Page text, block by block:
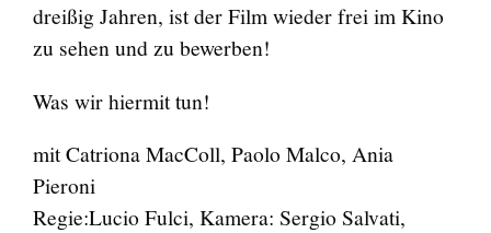
dreißig Jahren, ist der Film wieder frei im Kino
zu sehen und zu bewerben!
Was wir hiermit tun!
mit Catriona MacColl, Paolo Malco, Ania
Pieroni
Regie:Lucio Fulci, Kamera: Sergio Salvati,